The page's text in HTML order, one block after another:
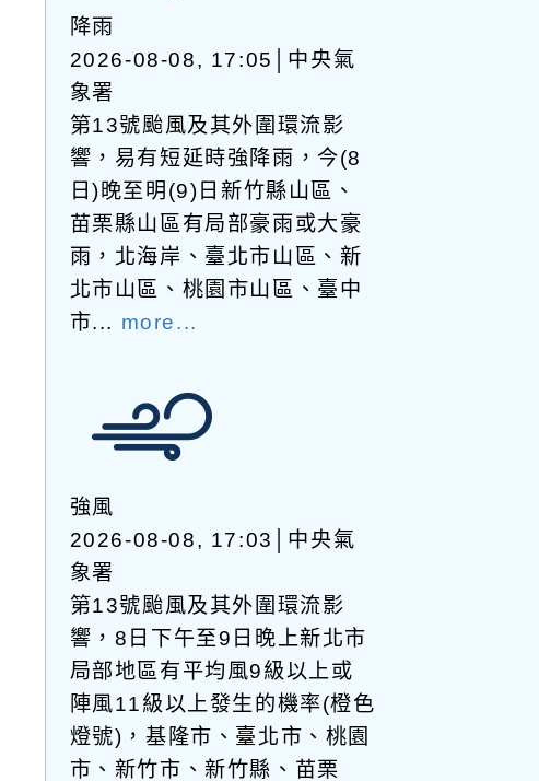
降雨
2026-08-08, 17:05│中央氣
象署
第13號颱風及其外圍環流影
響，易有短延時強降雨，今(8
日)晚至明(9)日新竹縣山區、
苗栗縣山區有局部豪雨或大豪
雨，北海岸、臺北市山區、新
北市山區、桃園市山區、臺中
市... more...
強風
2026-08-08, 17:03│中央氣
象署
第13號颱風及其外圍環流影
響，8日下午至9日晚上新北市
局部地區有平均風9級以上或
陣風11級以上發生的機率(橙色
燈號)，基隆市、臺北市、桃園
市、新竹市、新竹縣、苗栗